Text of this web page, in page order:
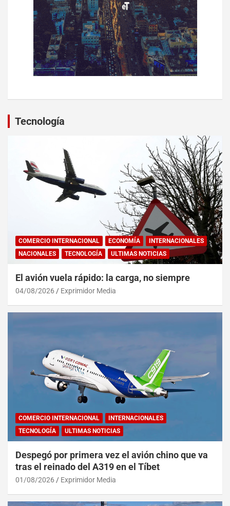
Tecnología
COMERCIO INTERNACIONAL ECONOMÍA
INTERNACIONALES
NACIONALES
TECNOLOGÍA ULTIMAS NOTICIAS
El avión vuela rápido: la carga, no siempre
04/08/2026 Exprimidor Media
COMERCIO INTERNACIONAL
INTERNACIONALES
TECNOLOGÍA
ULTIMAS NOTICIAS
Despegó por primera vez el avión chino que va
tras el reinado del A319 en el Tíbet
01/08/2026 Exprimidor Media